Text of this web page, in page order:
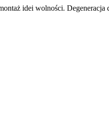
idei wolności.